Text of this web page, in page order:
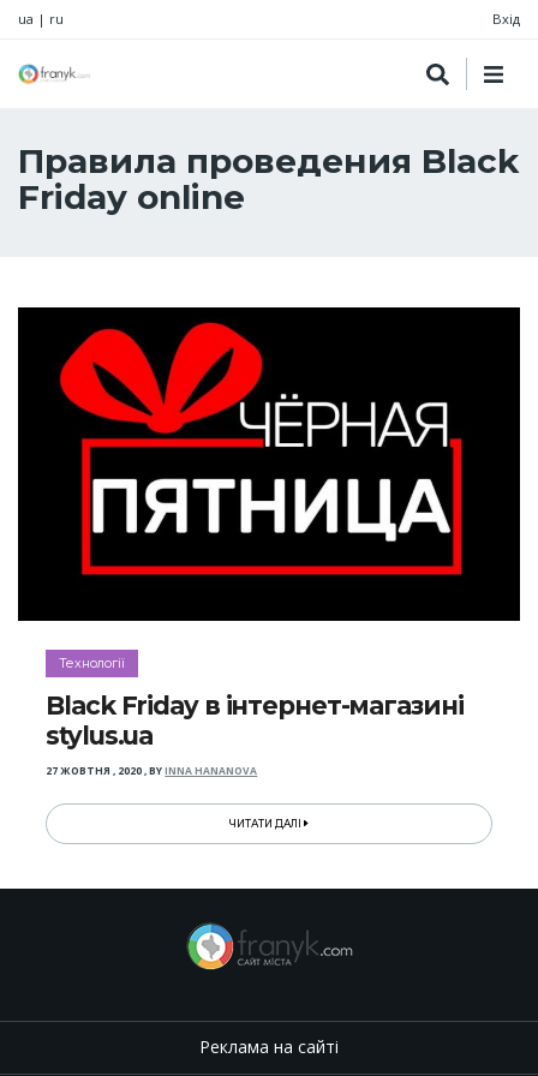
ua | ru Вхід
Правила проведения Black
Friday online
Технології
Black Friday в інтернет-магазині
stylus.ua
27 ЖОВТНЯ , 2020,BYINNA HANANOVA
ЧИТАТИ ДАЛІ
Реклама на сайті